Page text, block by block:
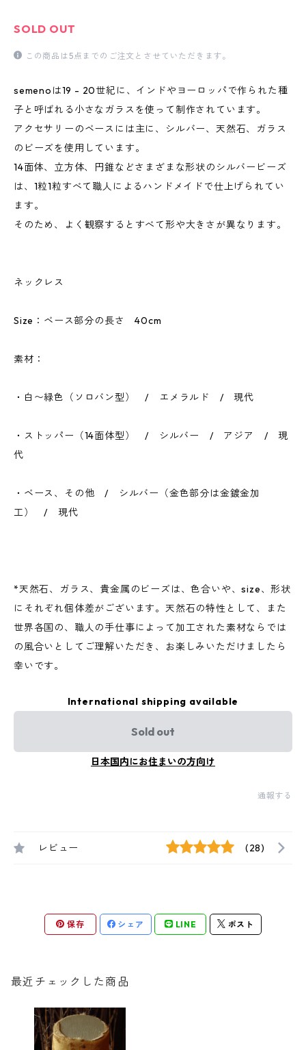
SOLD OUT
この商品は5点までのご注文とさせていただきます。
semenoは19 - 20世紀に、インドやヨーロッパで作られた種
子と呼ばれる小さなガラスを使って制作されています。
アクセサリーのベースには主に、シルバー、天然石、ガラス
のビーズを使用しています。
14面体、立方体、円錐などさまざまな形状のシルバービーズ
は、1粒1粒すべて職人によるハンドメイドで仕上げられてい
ます。
そのため、よく観察するとすべて形や大きさが異なります。
ネックレス
Size：ベース部分の長さ 40cm
素材：
・白〜緑色（ソロバン型） / エメラルド / 現代
・ストッパー（14面体型） / シルバー / アジア / 現
代
・ベース、その他 / シルバー（金色部分は金鍍金加
工） / 現代
*天然石、ガラス、貴金属のビーズは、色合いや、size、形状
にそれぞれ個体差がございます。天然石の特性として、また
世界各国の、職人の手仕事によって加工された素材ならでは
の風合いとしてご理解いただき、お楽しみいただけましたら
幸いです。
International shipping available
Sold out
日本国内にお住まいの方向け
通報する
レビュー (28)
保存 シェア LINE ポスト
最近チェックした商品